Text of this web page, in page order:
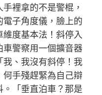
裡拿的不是警棍，
子角度儀，臉上的
度基本法！斜停入
警察用一個擴音器
我、我沒有斜停！我
何手殘趕緊為自己辯
「垂直泊車？那是